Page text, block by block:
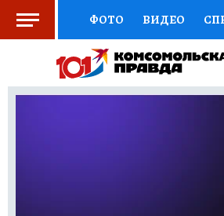
ФОТО ВИДЕО
СОЦПОДДЕРЖКА
ВЫБОР ЭКСПЕРТОВ